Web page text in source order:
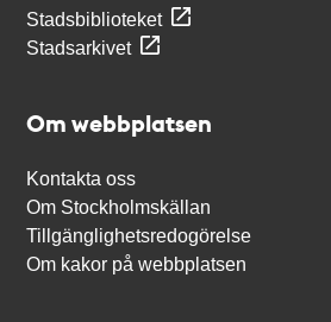
Stadsbiblioteket
Stadsarkivet
Om webbplatsen
Kontakta oss
Om Stockholmskällan
Tillgänglighetsredogörelse
Om kakor på webbplatsen